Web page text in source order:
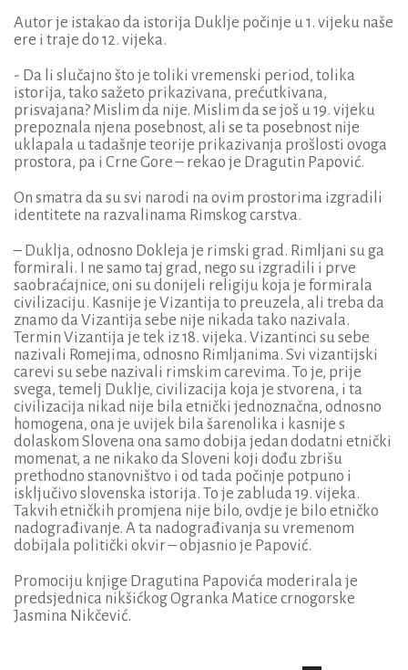
Autor je istakao da istorija Duklje počinje u 1. vijeku naše
ere i traje do 12. vijeka.
- Da li slučajno što je toliki vremenski period, tolika
istorija, tako sažeto prikazivana, prećutkivana,
prisvajana? Mislim da nije. Mislim da se još u 19. vijeku
prepoznala njena posebnost, ali se ta posebnost nije
uklapala u tadašnje teorije prikazivanja prošlosti ovoga
prostora, pa i Crne Gore – rekao je Dragutin Papović.
On smatra da su svi narodi na ovim prostorima izgradili
identitete na razvalinama Rimskog carstva.
– Duklja, odnosno Dokleja je rimski grad. Rimljani su ga
formirali. I ne samo taj grad, nego su izgradili i prve
saobraćajnice, oni su donijeli religiju koja je formirala
civilizaciju. Kasnije je Vizantija to preuzela, ali treba da
znamo da Vizantija sebe nije nikada tako nazivala.
Termin Vizantija je tek iz 18. vijeka. Vizantinci su sebe
nazivali Romejima, odnosno Rimljanima. Svi vizantijski
carevi su sebe nazivali rimskim carevima. To je, prije
svega, temelj Duklje, civilizacija koja je stvorena, i ta
civilizacija nikad nije bila etnički jednoznačna, odnosno
homogena, ona je uvijek bila šarenolika i kasnije s
dolaskom Slovena ona samo dobija jedan dodatni etnički
momenat, a ne nikako da Sloveni koji dođu zbrišu
prethodno stanovništvo i od tada počinje potpuno i
isključivo slovenska istorija. To je zabluda 19. vijeka.
Takvih etničkih promjena nije bilo, ovdje je bilo etničko
nadograđivanje. A ta nadograđivanja su vremenom
dobijala politički okvir – objasnio je Papović.
Promociju knjige Dragutina Papovića moderirala je
predsjednica nikšićkog Ogranka Matice crnogorske
Jasmina Nikčević.